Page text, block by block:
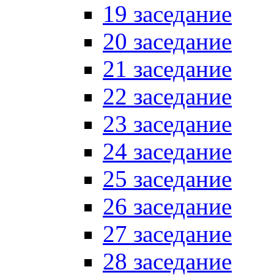
19 заседание
20 заседание
21 заседание
22 заседание
23 заседание
24 заседание
25 заседание
26 заседание
27 заседание
28 заседание